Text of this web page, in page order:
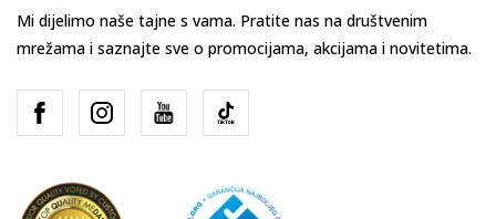
Mi dijelimo naše tajne s vama. Pratite nas na društvenim
mrežama i saznajte sve o promocijama, akcijama i novitetima.